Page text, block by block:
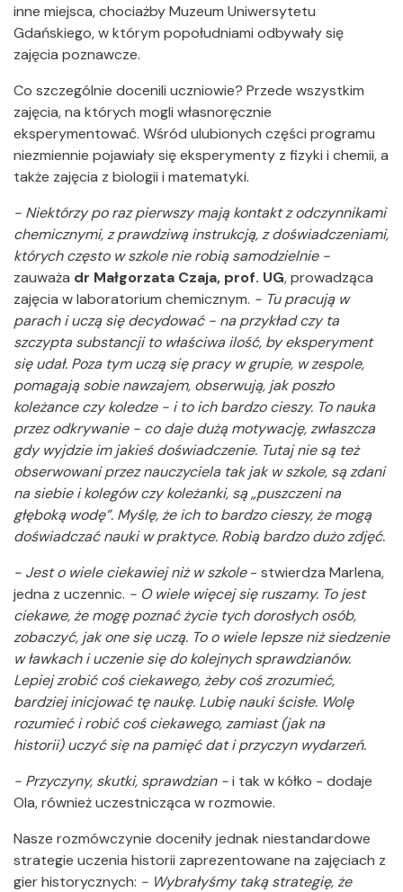
inne miejsca, chociażby Muzeum Uniwersytetu
Gdańskiego, w którym popołudniami odbywały się
zajęcia poznawcze.
Co szczególnie docenili uczniowie? Przede wszystkim
zajęcia, na których mogli własnoręcznie
eksperymentować. Wśród ulubionych części programu
niezmiennie pojawiały się eksperymenty z fizyki i chemii, a
także zajęcia z biologii i matematyki.
- Niektórzy po raz pierwszy mają kontakt z odczynnikami
chemicznymi, z prawdziwą instrukcją, z doświadczeniami,
których często w szkole nie robią samodzielnie -
zauważa dr Małgorzata Czaja, prof. UG, prowadząca
zajęcia w laboratorium chemicznym. - Tu pracują w
parach i uczą się decydować - na przykład czy ta
szczypta substancji to właściwa ilość, by eksperyment
się udał. Poza tym uczą się pracy w grupie, w zespole,
pomagają sobie nawzajem, obserwują, jak poszło
koleżance czy koledze - i to ich bardzo cieszy. To nauka
przez odkrywanie - co daje dużą motywację, zwłaszcza
gdy wyjdzie im jakieś doświadczenie. Tutaj nie są też
obserwowani przez nauczyciela tak jak w szkole, są zdani
na siebie i kolegów czy koleżanki, są „puszczeni na
głęboką wodę”. Myślę, że ich to bardzo cieszy, że mogą
doświadczać nauki w praktyce. Robią bardzo dużo zdjęć.
- Jest o wiele ciekawiej niż w szkole- stwierdza Marlena,
jedna z uczennic. - O wiele więcej się ruszamy. To jest
ciekawe, że mogę poznać życie tych dorosłych osób,
zobaczyć, jak one się uczą. To o wiele lepsze niż siedzenie
w ławkach i uczenie się do kolejnych sprawdzianów.
Lepiej zrobić coś ciekawego, żeby coś zrozumieć,
bardziej inicjować tę naukę. Lubię nauki ścisłe. Wolę
rozumieć i robić coś ciekawego, zamiast (jak na
historii) uczyć się na pamięć dat i przyczyn wydarzeń.
- Przyczyny, skutki, sprawdzian -i tak w kółko - dodaje
Ola, również uczestnicząca w rozmowie.
Nasze rozmówczynie doceniły jednak niestandardowe
strategie uczenia historii zaprezentowane na zajęciach z
gier historycznych: - Wybrałyśmy taką strategię, że